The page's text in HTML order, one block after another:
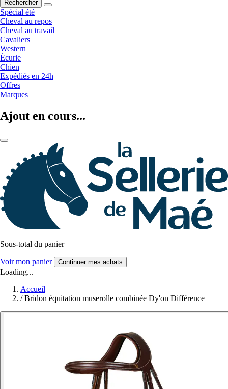
Rechercher
Spécial été
Cheval au repos
Cheval au travail
Cavaliers
Western
Écurie
Chien
Expédiés en 24h
Offres
Marques
Ajout en cours...
Sous-total du panier
Voir mon panier Continuer mes achats
Loading...
Accueil
/ Bridon équitation muserolle combinée Dy'on Différence